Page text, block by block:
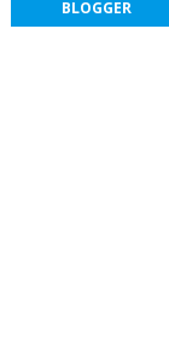
BLOGGER